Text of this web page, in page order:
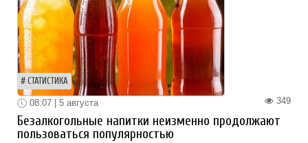
СТАТИСТИКА
349
08:07 | 5 августа
Безалкогольные напитки неизменно продолжают
пользоваться популярностью